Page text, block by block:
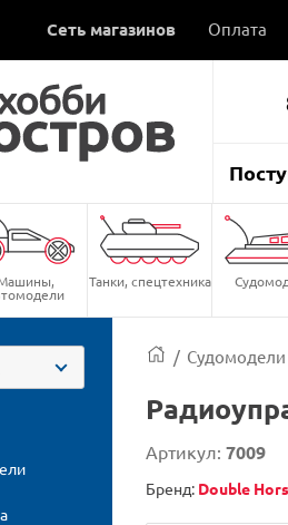
Сеть магазинов Оплата
Танки, спецтехника
/ Судомодели
Артикул: 7009
Бренд: Double